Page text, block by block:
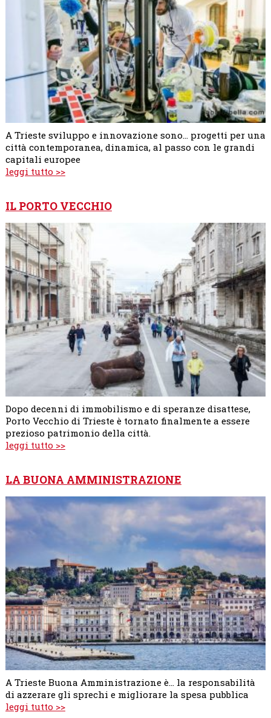
A Trieste sviluppo e innovazione sono... progetti per una
città contemporanea, dinamica, al passo con le grandi
capitali europee
leggi tutto >>
IL PORTO VECCHIO
Dopo decenni di immobilismo e di speranze disattese,
Porto Vecchio di Trieste è tornato finalmente a essere
prezioso patrimonio della città.
leggi tutto >>
LA BUONA AMMINISTRAZIONE
A Trieste Buona Amministrazione è... la responsabilità
di azzerare gli sprechi e migliorare la spesa pubblica
leggi tutto >>